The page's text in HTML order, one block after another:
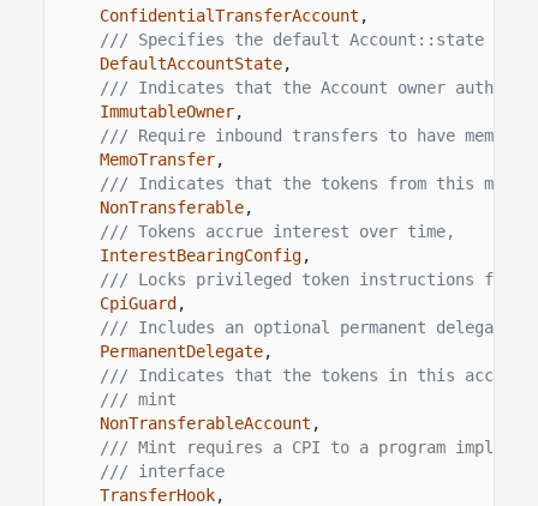
ConfidentialTransferAccount ,
/// Specifies the default Account::state for
DefaultAccountState,
/// Indicates that the Account owner authority
ImmutableOwner,
/// Require inbound transfers to have memo
MemoTransfer,
/// Indicates that the tokens from this mint
NonTransferable,
/// Tokens accrue interest over time,
InterestBearingConfig,
/// Locks privileged token instructions from
CpiGuard ,
/// Includes an optional permanent delegate
PermanentDelegate,
/// Indicates that the tokens in this account
/// mint
NonTransferableAccount ,
/// Mint requires a CPI to a program
/// interface
TransferHook,